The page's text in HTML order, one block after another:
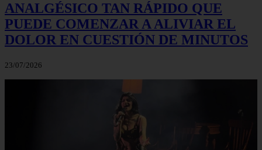
ANALGÉSICO TAN RÁPIDO QUE
PUEDE COMENZAR A ALIVIAR EL
DOLOR EN CUESTIÓN DE MINUTOS
23/07/2026